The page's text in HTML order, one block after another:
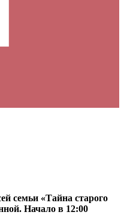
семьи «Тайна старого
Начало в 12:00